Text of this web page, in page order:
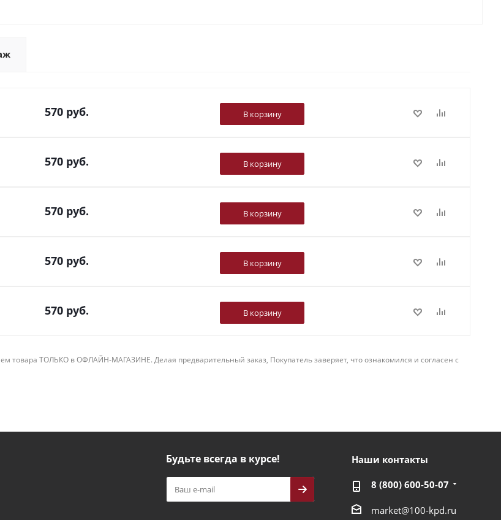
570 руб. В корзину
570 руб. В корзину
570 руб. В корзину
570 руб. В корзину
570 руб. В корзину
товара ТОЛЬКО в ОФЛАЙН-МАГАЗИНЕ. Делая предварительный заказ, Покупатель заверяет, что ознакомился и согласен с
Будьте всегда в курсе! Наши контакты
8 (800) 600-50-07
market@100-kpd.ru